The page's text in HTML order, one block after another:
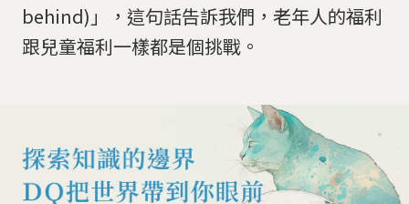
behind)」，這句話告訴我們，老年人的福利
跟兒童福利一樣都是個挑戰。